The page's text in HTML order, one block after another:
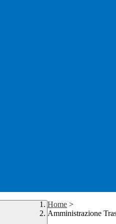
Home >
Amministrazione